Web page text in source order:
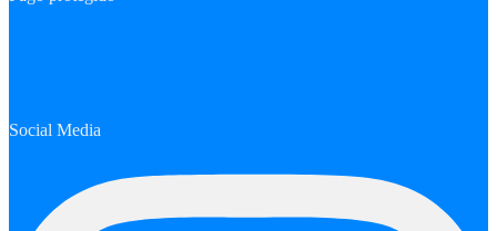
Social Media